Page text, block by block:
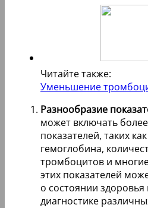
Читайте также:
Уменьшение
Разнообразие
может включать
показателей, таких
гемоглобина,
тромбоцитов и
этих показателей
о состоянии
диагностике